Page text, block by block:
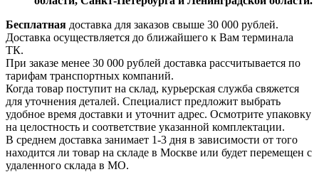
Бесплатная доставка для заказов свыше 30 000 рублей.
Доставка осуществляется до ближайшего к Вам терминала
ТК.
При заказе менее 30 000 рублей доставка рассчитывается по
тарифам транспортных компаний.
Когда товар поступит на склад, курьерская служба свяжется
для уточнения деталей. Специалист предложит выбрать
удобное время доставки и уточнит адрес. Осмотрите упаковку
на целостность и соответствие указанной комплектации.
В среднем доставка занимает 1-3 дня в зависимости от того
находится ли товар на складе в Москве или будет перемещен с
удаленного склада в МО.